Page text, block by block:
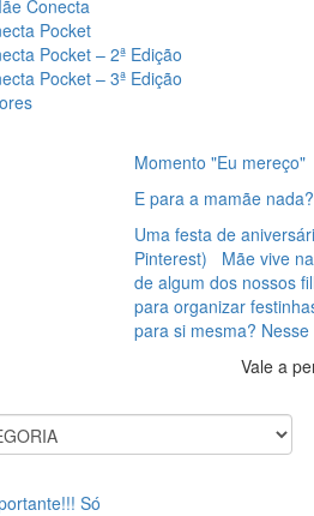
Conecta
Pocket
Pocket – 2ª Edição
Pocket – 3ª Edição
Momento "Eu mereço"
E para a mamãe
Uma festa de
Pinterest) Mãe vive
de algum dos nossos
para organizar
para si mesma?
Vale a
Só